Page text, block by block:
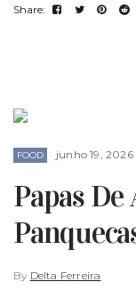
FOOD junho 19, 2026
Papas
By Delta Ferreira